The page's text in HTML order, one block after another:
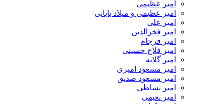
امیر عظیمی
امیر عظیمی و میلاد بابایی
امیر علی
امیر فخرالدین
امیر فرجام
امیر فلاح حسینی
امیر گلایه
امیر مسعود امیری
امیر مسعود صدیق
امیر نشاطی
امیر نعیمی